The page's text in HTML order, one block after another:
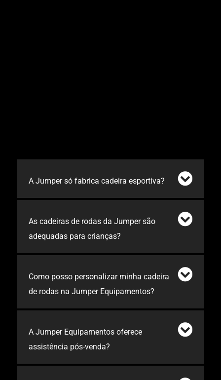
A Jumper só fabrica cadeira esportiva?
As cadeiras de rodas da Jumper são
adequadas para crianças?
Como posso personalizar minha cadeira
de rodas na Jumper Equipamentos?
A Jumper Equipamentos oferece
assistência pós-venda?